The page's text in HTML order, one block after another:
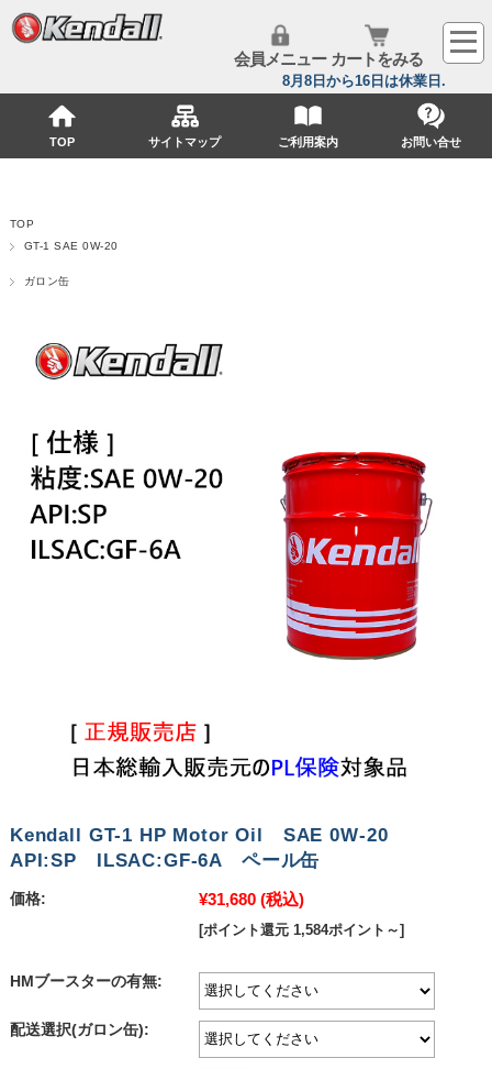
会員メニュー カートをみる
TOP サイトマップ ご利用案内 お問い合せ
TOP
GT-1 SAE 0W-20
ガロン缶
Kendall GT-1 HP Motor Oil SAE 0W-20
API:SP ILSAC:GF-6A ペール缶
価格: ¥31,680 (税込)
[ポイント還元 1,584ポイント～]
HMブースターの有無:
配送選択(ガロン缶):